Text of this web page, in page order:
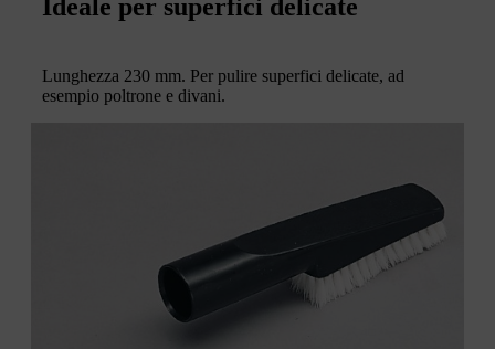
Ideale per superfici delicate
Lunghezza 230 mm. Per pulire superfici delicate, ad
esempio poltrone e divani.